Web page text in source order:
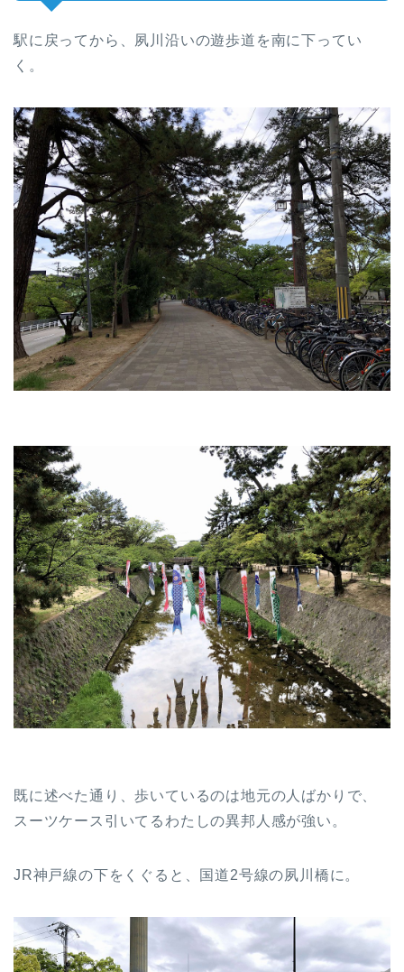
駅に戻ってから、夙川沿いの遊歩道を南に下ってい
く。
既に述べた通り、歩いているのは地元の人ばかりで、
スーツケース引いてるわたしの異邦人感が強い。
JR神戸線の下をくぐると、国道2号線の夙川橋に。